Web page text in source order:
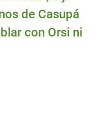
de Casupá
con Orsi ni